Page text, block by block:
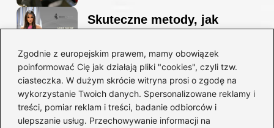
Zgodnie z europejskim prawem, mamy obowiązek
poinformować Cię jak działają pliki "cookies", czyli tzw.
ciasteczka. W dużym skrócie witryna prosi o zgodę na
wykorzystanie Twoich danych. Spersonalizowane reklamy i
treści, pomiar reklam i treści, badanie odbiorców i
ulepszanie usług. Przechowywanie informacji na
Skuteczne metody, jak
schudnąć i wyrzeźbić
sylwetkę w zaledwie 90 dni
Idealny garnitur: jak dobrać
go do swojej sylwetki?